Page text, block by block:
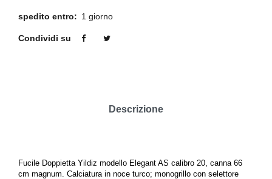
spedito entro: 1 giorno
Condividi su
Descrizione
Fucile Doppietta Yildiz modello Elegant AS calibro 20, canna 66
cm magnum. Calciatura in noce turco; monogrillo con selettore